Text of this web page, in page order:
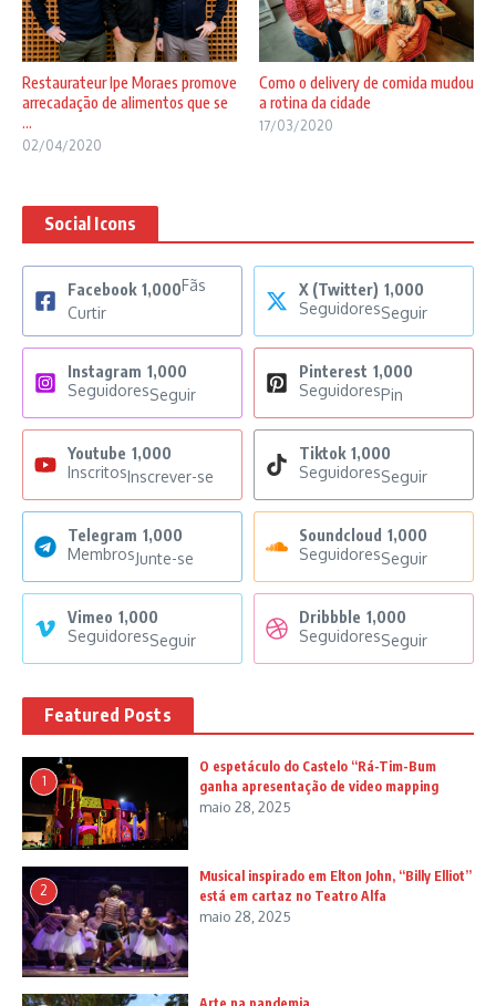
Restaurateur Ipe Moraes promove
arrecadação de alimentos que se
...
02/04/2020
Como o delivery de comida mudou
a rotina da cidade
17/03/2020
Social Icons
Facebook 1,000Fãs
Curtir
X (Twitter) 1,000
SeguidoresSeguir
Instagram 1,000
SeguidoresSeguir
Pinterest 1,000
SeguidoresPin
Youtube 1,000
InscritosInscrever-se
Tiktok 1,000
SeguidoresSeguir
Telegram 1,000
MembrosJunte-se
Soundcloud 1,000
SeguidoresSeguir
Vimeo 1,000
SeguidoresSeguir
Dribbble 1,000
SeguidoresSeguir
Featured Posts
1
O espetáculo do Castelo “Rá-Tim-Bum
ganha apresentação de video mapping
maio 28, 2025
2
Musical inspirado em Elton John, “Billy Elliot”
está em cartaz no Teatro Alfa
maio 28, 2025